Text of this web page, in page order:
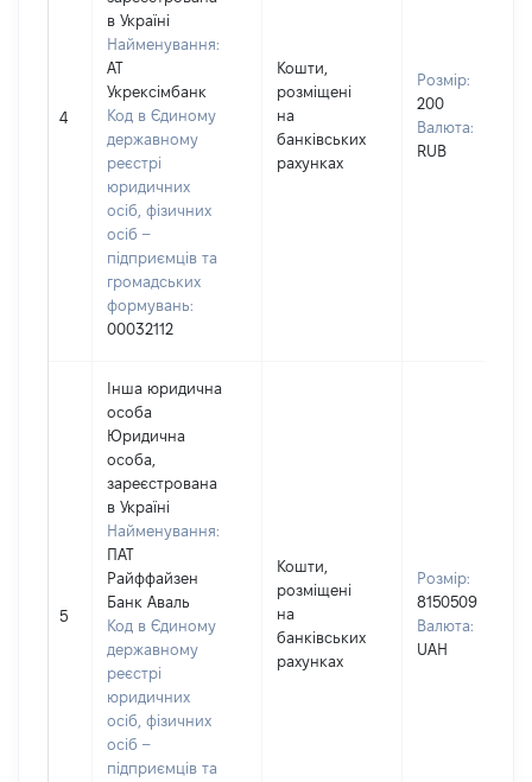
4
в Україні
Найменування:
АТ
Укрексімбанк
Код в Єдиному
державному
реєстрі
юридичних
осіб, фізичних
осіб –
підприємців та
громадських
формувань:
00032112
Кошти,
розміщені
на
банківських
рахунках
Розмір:
200
Валюта:
RUB
5
Інша юридична
особа
Юридична
особа,
зареєстрована
в Україні
Найменування:
ПАТ
Райффайзен
Банк Аваль
Код в Єдиному
державному
реєстрі
юридичних
осіб, фізичних
осіб –
підприємців та
Кошти,
розміщені
на
банківських
рахунках
Розмір:
8150509
Валюта:
UAH